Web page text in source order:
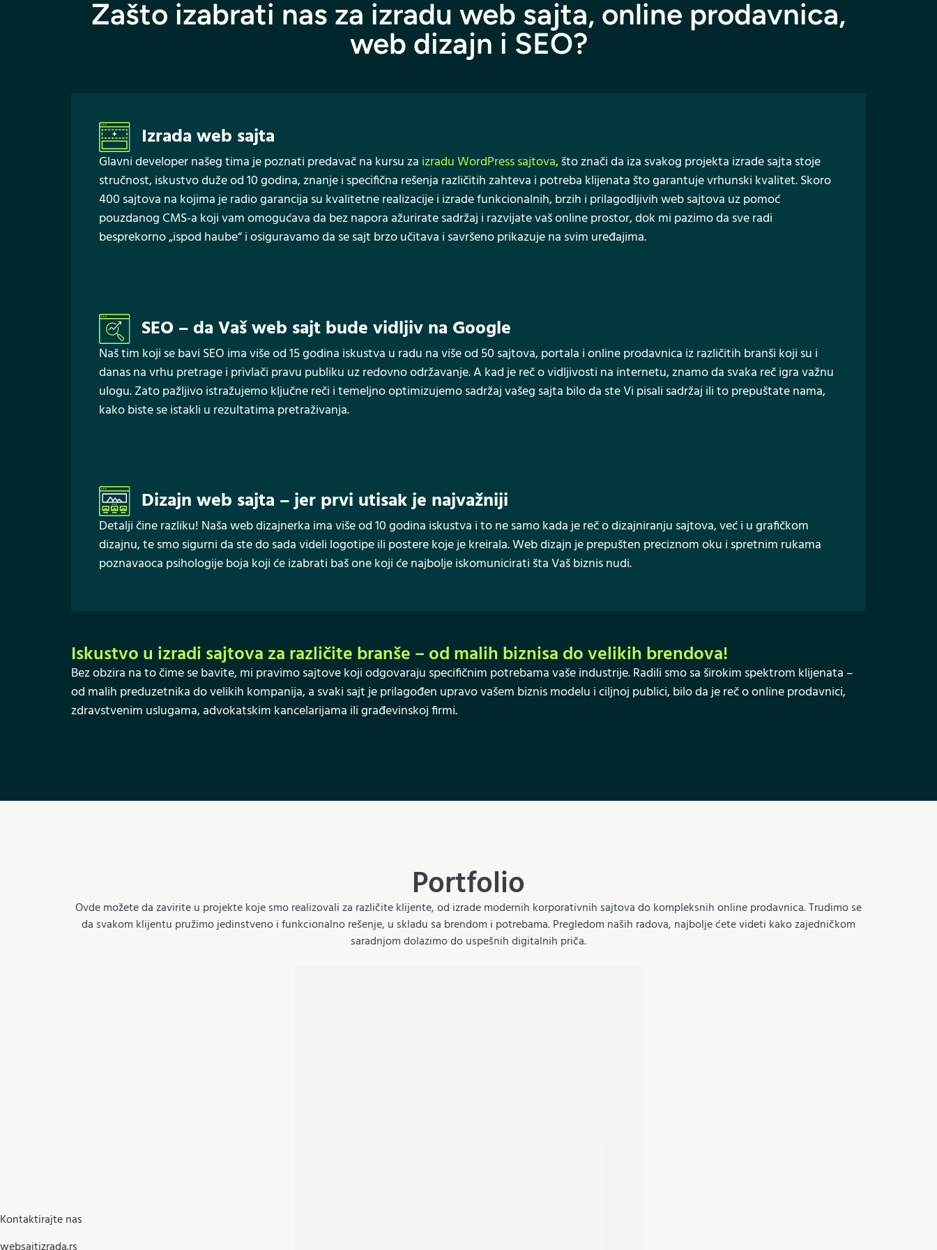
Zašto izabrati nas za izradu web sajta, online prodavnica,
web dizajn i SEO?
Izrada web sajta
Glavni developer našeg tima je poznati predavač na kursu za izradu WordPress sajtova, što znači da iza svakog projekta izrade sajta stoje
stručnost, iskustvo duže od 10 godina, znanje i specifična rešenja različitih zahteva i potreba klijenata što garantuje vrhunski kvalitet. Skoro
400 sajtova na kojima je radio garancija su kvalitetne realizacije i izrade funkcionalnih, brzih i prilagodljivih web sajtova uz pomoć
pouzdanog CMS-a koji vam omogućava da bez napora ažurirate sadržaj i razvijate vaš online prostor, dok mi pazimo da sve radi
besprekorno „ispod haube“ i osiguravamo da se sajt brzo učitava i savršeno prikazuje na svim uređajima.
SEO – da Vaš web sajt bude vidljiv na Google
Naš tim koji se bavi SEO ima više od 15 godina iskustva u radu na više od 50 sajtova, portala i online prodavnica iz različitih branši koji su i
danas na vrhu pretrage i privlači pravu publiku uz redovno održavanje. A kad je reč o vidljivosti na internetu, znamo da svaka reč igra važnu
ulogu. Zato pažljivo istražujemo ključne reči i temeljno optimizujemo sadržaj vašeg sajta bilo da ste Vi pisali sadržaj ili to prepuštate nama,
kako biste se istakli u rezultatima pretraživanja.
Dizajn web sajta – jer prvi utisak je najvažniji
Detalji čine razliku! Naša web dizajnerka ima više od 10 godina iskustva i to ne samo kada je reč o dizajniranju sajtova, već i u grafičkom
dizajnu, te smo sigurni da ste do sada videli logotipe ili postere koje je kreirala. Web dizajn je prepušten preciznom oku i spretnim rukama
poznavaoca psihologije boja koji će izabrati baš one koji će najbolje iskomunicirati šta Vaš biznis nudi.
Iskustvo u izradi sajtova za različite branše – od malih biznisa do velikih brendova!
Bez obzira na to čime se bavite, mi pravimo sajtove koji odgovaraju specifičnim potrebama vaše industrije. Radili smo sa širokim spektrom klijenata –
od malih preduzetnika do velikih kompanija, a svaki sajt je prilagođen upravo vašem biznis modelu i ciljnoj publici, bilo da je reč o online prodavnici,
zdravstvenim uslugama, advokatskim kancelarijama ili građevinskoj firmi.
Portfolio
Ovde možete da zavirite u projekte koje smo realizovali za različite klijente, od izrade modernih korporativnih sajtova do kompleksnih online prodavnica. Trudimo se
da svakom klijentu pružimo jedinstveno i funkcionalno rešenje, u skladu sa brendom i potrebama. Pregledom naših radova, najbolje ćete videti kako zajedničkom
saradnjom dolazimo do uspešnih digitalnih priča.
Kontaktirajte nas